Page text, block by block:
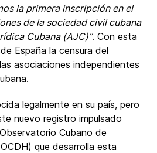
la primera inscripción en el
de la sociedad civil cubana
Cubana (AJC)”. Con esta
España la censura del
asociaciones independientes
legalmente en su país, pero
nuevo registro impulsado
Cubano de
que desarrolla esta